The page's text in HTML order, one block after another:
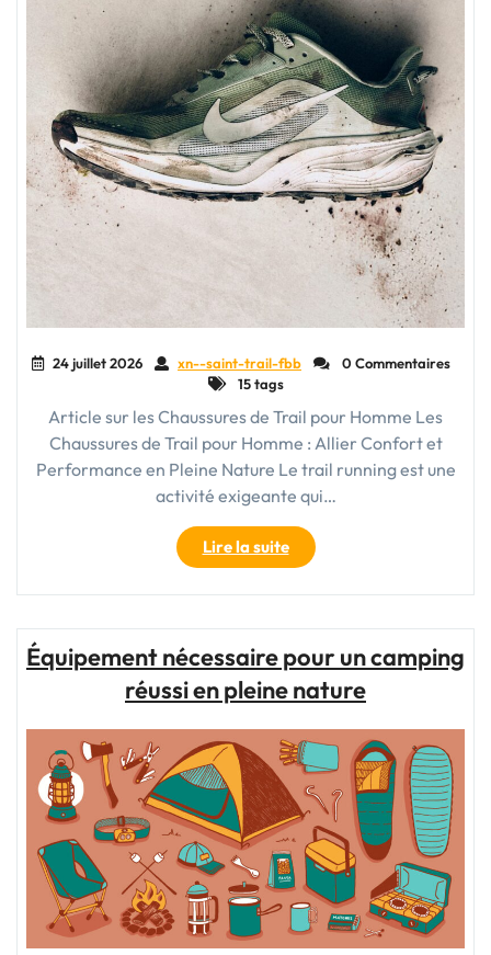
24 juillet 2026 xn--saint-trail-fbb
0 Commentaires
15 tags
Article sur les Chaussures de Trail pour Homme Les
Chaussures de Trail pour Homme : Allier Confort et
Performance en Pleine Nature Le trail running est une
activité exigeante qui…
Lire la suite"Chaussures
de
Trail
:
L’Équipement
pour
les
Aventuriers
des
Sentiers"
Équipement nécessaire pour un camping
réussi en pleine nature